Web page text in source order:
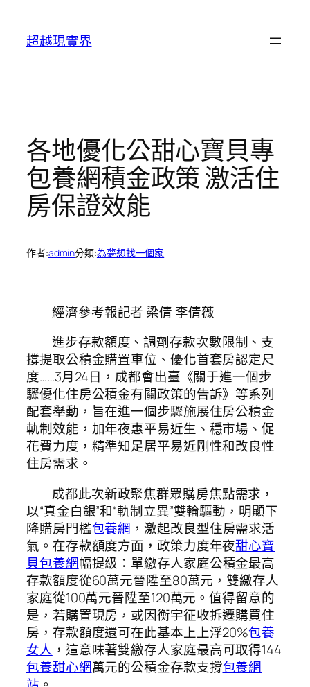
超越現實界
各地優化公甜心寶貝專
包養網積金政策 激活住
房保證效能
作者:admin分類:為夢想找一個家
經濟參考報記者 梁倩 李倩薇
進步存款額度、調劑存款次數限制、支
撐提取公積金購置車位、優化首套房認定尺
度……3月24日，成都會出臺《關于進一個步
驟優化住房公積金有關政策的告訴》等系列
配套舉動，旨在進一個步驟施展住房公積金
軌制效能，加年夜惠平易近生、穩市場、促
花費力度，精準知足居平易近剛性和改良性
住房需求。
成都此次新政聚焦群眾購房焦點需求，
以“真金白銀”和“軌制立異”雙輪驅動，明顯下
降購房門檻包養網 ，激起改良型住房需求活
氣。在存款額度方面，政策力度年夜甜心寶
貝包養網幅提級：單繳存人家庭公積金最高
存款額度從60萬元晉陞至80萬元，雙繳存人
家庭從100萬元晉陞至120萬元。值得留意的
是，若購置現房，或因衡宇征收拆遷購買住
房，存款額度還可在此基本上上浮20%包養
女人 ，這意味著雙繳存人家庭最高可取得144
包養甜心網萬元的公積金存款支撐包養網